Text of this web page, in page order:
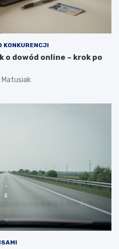
KONKURENCJI
o dowód online – krok po